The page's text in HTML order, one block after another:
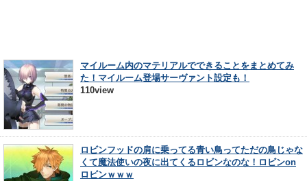
マイルーム内のマテリアルでできることをまとめてみ
た！マイルーム登場サーヴァント設定も！
110view
ロビンフッドの肩に乗ってる青い鳥ってただの鳥じゃな
くて魔法使いの夜に出てくるロビンなのな！ロビンon
ロビンｗｗｗ